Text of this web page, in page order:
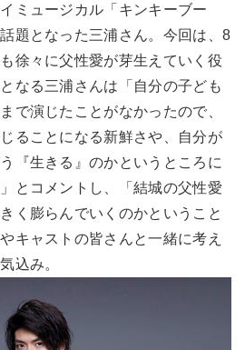
ミュージカル「キンキーブー
題となった三浦さん。今回は、8
徐々に父性愛が芽生えていく役
なる三浦さんは「自分の子ども
で演じたことがなかったので、
ることになる新鮮さや、自分が
『生きる』のかというところに
とコメントし、「結城の父性愛
く膨らんでいくのかということ
キャストの皆さんと一緒に考え
込み。